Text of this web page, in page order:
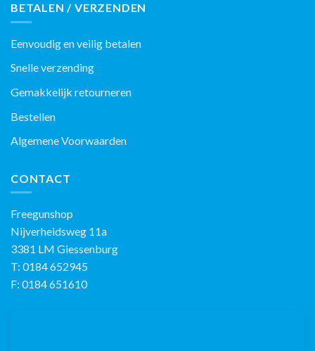
BETALEN / VERZENDEN
Eenvoudig en veilig betalen
Snelle verzending
Gemakkelijk retourneren
Bestellen
Algemene Voorwaarden
CONTACT
Freegunshop
Nijverheidsweg 11a
3381 LM Giessenburg
T: 0184 652945
F: 0184 651610